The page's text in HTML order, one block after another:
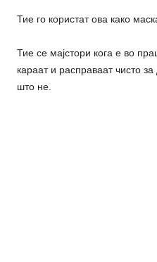
Тие го користат ова како
Тие се мајстори кога е во
караат и расправаат чисто
што не.